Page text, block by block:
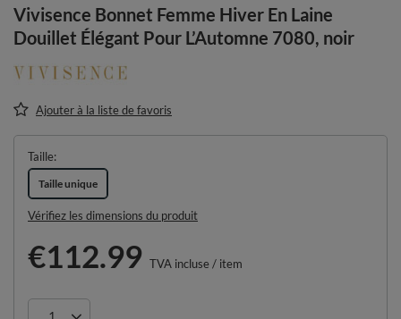
Vivisence Bonnet Femme Hiver En Laine
Douillet Élégant Pour L’Automne 7080, noir
Ajouter à la liste de favoris
Taille
Taille unique
Vérifiez les dimensions du produit
€112.99 TVA incluse/ item